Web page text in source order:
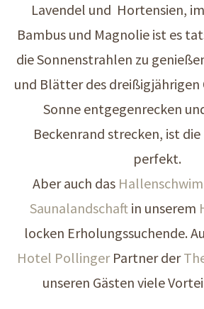
Lavendel und Hortensien,
Bambus und Magnolie ist es
die Sonnenstrahlen zu
und Blätter des dreißigjährigen
Sonne entgegenrecken
Beckenrand strecken, ist
perfekt.
Aber auch das
Saunalandschaft in unserem
locken Erholungssuchende.
Hotel PollingerPartner der
unseren Gästen viele